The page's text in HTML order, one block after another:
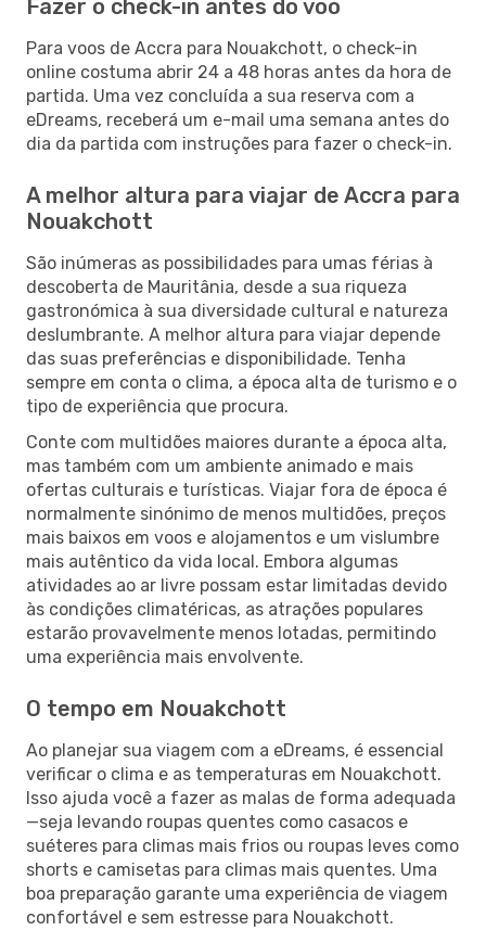
Fazer o check-in antes do voo
Para voos de Accra para Nouakchott, o check-in
online costuma abrir 24 a 48 horas antes da hora de
partida. Uma vez concluída a sua reserva com a
eDreams, receberá um e-mail uma semana antes do
dia da partida com instruções para fazer o check-in.
A melhor altura para viajar de Accra para
Nouakchott
São inúmeras as possibilidades para umas férias à
descoberta de Mauritânia, desde a sua riqueza
gastronómica à sua diversidade cultural e natureza
deslumbrante. A melhor altura para viajar depende
das suas preferências e disponibilidade. Tenha
sempre em conta o clima, a época alta de turismo e o
tipo de experiência que procura.
Conte com multidões maiores durante a época alta,
mas também com um ambiente animado e mais
ofertas culturais e turísticas. Viajar fora de época é
normalmente sinónimo de menos multidões, preços
mais baixos em voos e alojamentos e um vislumbre
mais autêntico da vida local. Embora algumas
atividades ao ar livre possam estar limitadas devido
às condições climatéricas, as atrações populares
estarão provavelmente menos lotadas, permitindo
uma experiência mais envolvente.
O tempo em Nouakchott
Ao planejar sua viagem com a eDreams, é essencial
verificar o clima e as temperaturas em Nouakchott.
Isso ajuda você a fazer as malas de forma adequada
—seja levando roupas quentes como casacos e
suéteres para climas mais frios ou roupas leves como
shorts e camisetas para climas mais quentes. Uma
boa preparação garante uma experiência de viagem
confortável e sem estresse para Nouakchott.